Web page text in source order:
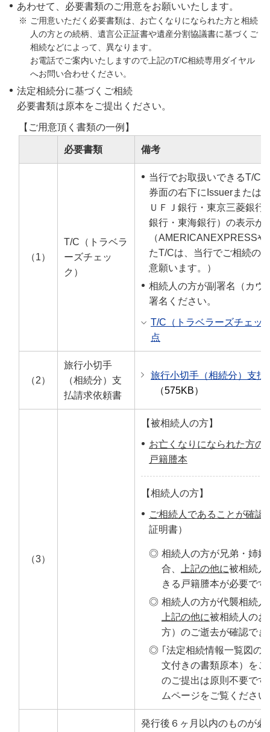
あわせて、必要書類のご用意をお願いいたします。
ご用意いただく必要書類は、お亡くなりになられた方と相続
人の方との続柄、遺言公正証書や遺産分割協議書に基づくご
相続などによって、異なります。
お電話でご案内いたしますので上記のT/C相続専用ダイヤル
へお問い合わせください。
法定相続分に基づくご相続
必要書類は原本をご提出ください。
【ご用意頂く書類の一例】
必要書類 備考
（1）
T/C（トラベラ
ーズチェッ
ク）
当行でお取扱いできるT/C
券面の右下にIssuerまたは
ＵＦＪ銀行・東京三菱銀
銀行・東海銀行）の表示が
（AMERICANEXPRESS
たT/Cは、当行でご相続の
意願います。）
相続人の方が副署名（カウ
署名ください。
T/C（トラベラーズチェッ
点
（2）
旅行小切手
（相続分）支
払請求依頼書
旅行小切手（相続分）支払
（575KB）
（3）
【被相続人の方】
お亡くなりになられた方の
戸籍謄本
【相続人の方】
ご相続人であることが確認
証明書）
◎ 相続人の方が兄弟・姉
合、 上記の他に被相続人
きる戸籍謄本が必要です
◎ 相続人の方が代襲相続
上記の他に被相続人の
方）のご逝去が確認で
◎ ｢法定相続情報一覧図の
文付きの書類原本）を
のご提出は原則不要で
ムページをご覧ください
発行後６ヶ月以内のものが必